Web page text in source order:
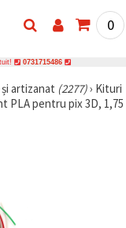
0
0731715486
artizanat (2277)› Kituri
PLA pentru pix 3D, 1,75